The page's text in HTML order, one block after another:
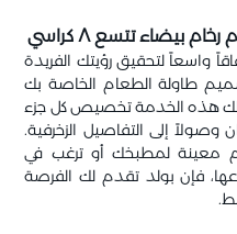
بيضاء تتسع ٨ كراسي
واسعاً لتحقيق رؤيتك الفريدة
طاولة الطعام الخاصة بك
لك هذه الخدمة تخصيص كل جزء
وصولاً إلى التفاصيل الزخرفية.
معينة لمطبخك أو ترغب في
فإن بولد تقدم لك الفرصة